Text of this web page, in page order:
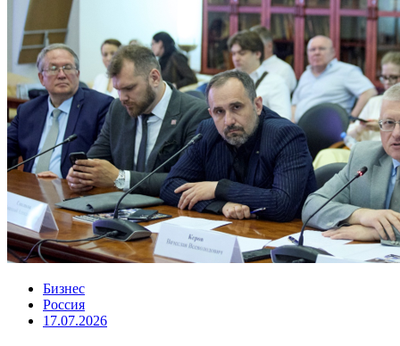
Бизнес
Россия
17.07.2026